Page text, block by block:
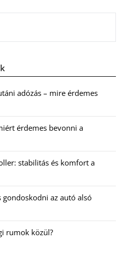
adózás – mire érdemes
érdemes bevonni a
stabilitás és komfort a
az autó alsó
rumok közül?